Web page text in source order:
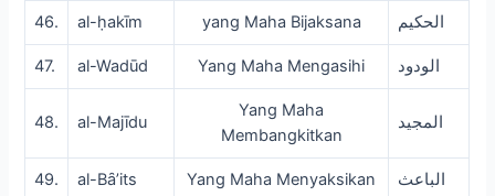
46. al-ḥakīm yang Maha Bijaksana الحكيم
47. al-Wadūd Yang Maha Mengasihi الودود
48. al-Majīdu
Yang Maha
Membangkitkan
المجيد
49. al-Bȃ’its Yang Maha Menyaksikan الباعث